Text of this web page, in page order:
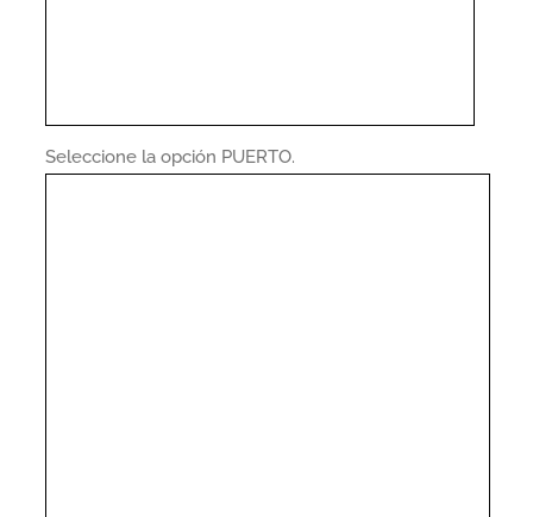
Seleccione la opción PUERTO.